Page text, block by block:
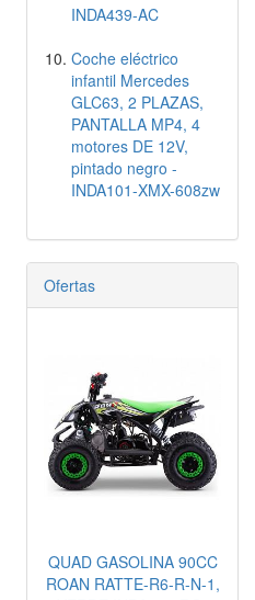
INDA439-AC
Coche eléctrico
infantil Mercedes
GLC63, 2 PLAZAS,
PANTALLA MP4, 4
motores DE 12V,
pintado negro -
INDA101-XMX-608zw
Ofertas
QUAD GASOLINA 90CC
ROAN RATTE-R6-R-N-1,